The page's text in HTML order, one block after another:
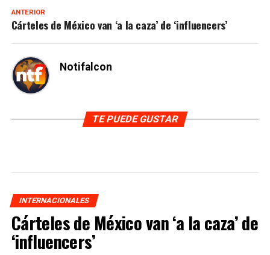
ANTERIOR
Cárteles de México van ‘a la caza’ de ‘influencers’
Notifalcon
TE PUEDE GUSTAR
INTERNACIONALES
Cárteles de México van ‘a la caza’ de
‘influencers’